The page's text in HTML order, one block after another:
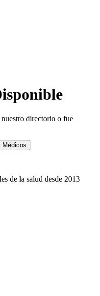
directorio o fue
Médicos
de la salud desde 2013